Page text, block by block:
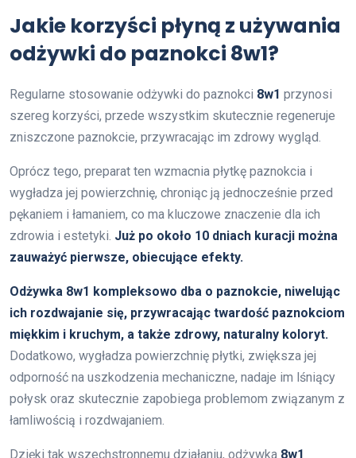
Jakie korzyści płyną z używania
odżywki do paznokci 8w1?
Regularne stosowanie odżywki do paznokci 8w1 przynosi
szereg korzyści, przede wszystkim skutecznie regeneruje
zniszczone paznokcie, przywracając im zdrowy wygląd.
Oprócz tego, preparat ten wzmacnia płytkę paznokcia i
wygładza jej powierzchnię, chroniąc ją jednocześnie przed
pękaniem i łamaniem, co ma kluczowe znaczenie dla ich
zdrowia i estetyki. Już po około 10 dniach kuracji można
zauważyć pierwsze, obiecujące efekty.
Odżywka 8w1 kompleksowo dba o paznokcie, niwelując
ich rozdwajanie się, przywracając twardość paznokciom
miękkim i kruchym, a także zdrowy, naturalny koloryt.
Dodatkowo, wygładza powierzchnię płytki, zwiększa jej
odporność na uszkodzenia mechaniczne, nadaje im lśniący
połysk oraz skutecznie zapobiega problemom związanym z
łamliwością i rozdwajaniem.
Dzięki tak wszechstronnemu działaniu, odżywka 8w1